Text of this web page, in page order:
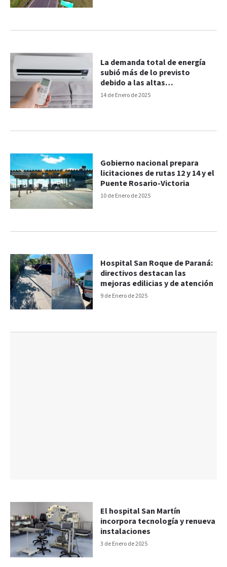
14 de Enero de 2025
La demanda total de energía
subió más de lo previsto
debido a las altas
temperaturas
10 de Enero de 2025
Gobierno nacional prepara
licitaciones de rutas 12 y 14 y el
Puente Rosario-Victoria
9 de Enero de 2025
Hospital San Roque de Paraná:
directivos destacan las
mejoras edilicias y de atención
3 de Enero de 2025
El hospital San Martín
incorpora tecnología y renueva
instalaciones